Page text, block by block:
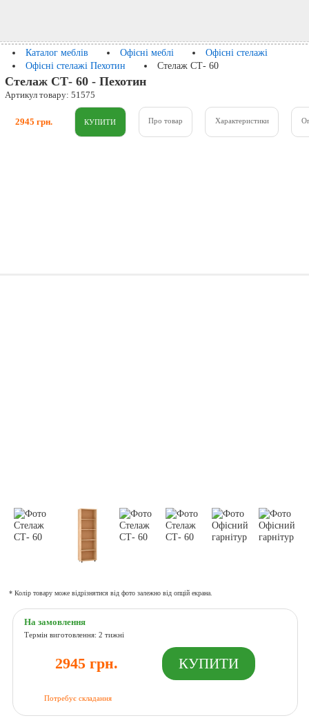
Каталог меблів Офісні меблі
Офісні стелажі
Офісні стелажі Пехотин
Стелаж СТ- 60
Стелаж СТ- 60 - Пехотин
Артикул товару: 51575
2945 грн. Про товар Характеристики
* Колір товару може відрізнятися від фото залежно від опцій екрана.
На замовлення
Термін виготовлення: 2 тижні
2945 грн.
Потребує складання